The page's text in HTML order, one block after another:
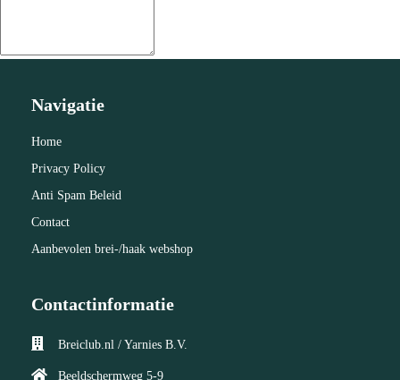
Navigatie
Home
Privacy Policy
Anti Spam Beleid
Contact
Aanbevolen brei-/haak webshop
Contactinformatie
Breiclub.nl / Yarnies B.V.
Beeldschermweg 5-9